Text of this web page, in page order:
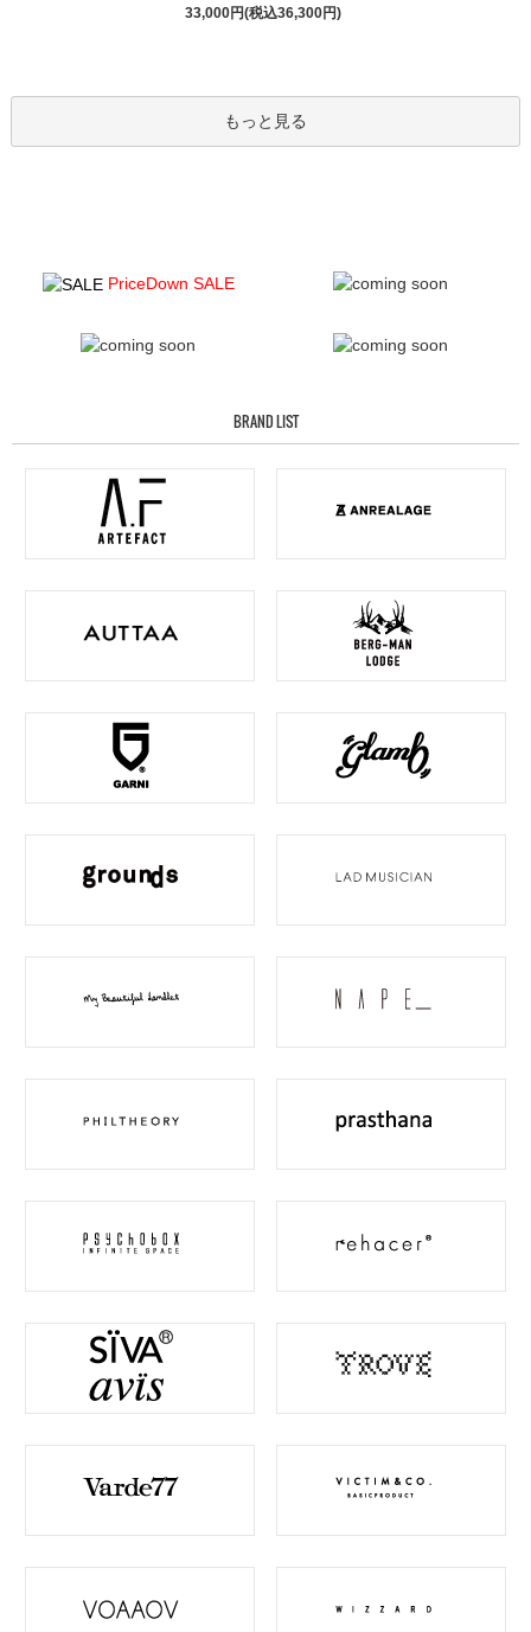
33,000円(税込36,300円)
もっと見る
PriceDown SALE
BRAND LIST